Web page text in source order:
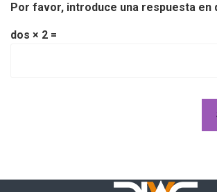
Por favor, introduce una respuesta en
dos × 2 =